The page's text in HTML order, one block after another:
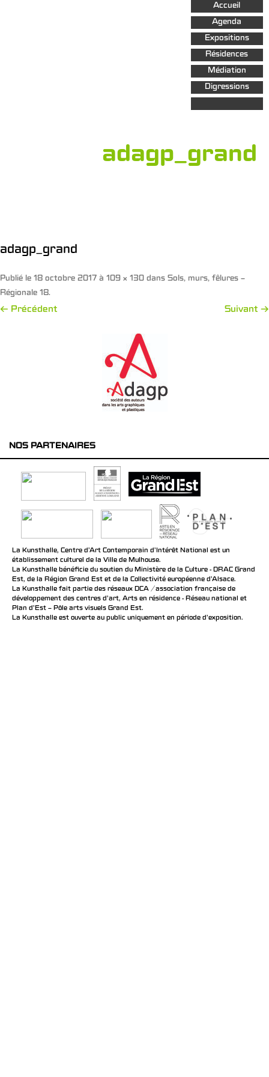
Aller au
contenu
principal
Accueil
Agenda
Expositions
Résidences
Médiation
Digressions
adagp_grand
adagp_grand
Publié le 18 octobre 2017 à 109 × 130 dans Sols, murs, fêlures –
Régionale 18.
← Précédent Suivant →
NOS PARTENAIRES
La Kunsthalle, Centre d’Art Contemporain d’Intérêt National est un
établissement culturel de la Ville de Mulhouse.
La Kunsthalle bénéficie du soutien du Ministère de la Culture - DRAC Grand
Est, de la Région Grand Est et de la Collectivité européenne d’Alsace.
La Kunsthalle fait partie des réseaux DCA / association française de
développement des centres d'art, Arts en résidence - Réseau national et
Plan d’Est – Pôle arts visuels Grand Est.
La Kunsthalle est ouverte au public uniquement en période d'exposition.